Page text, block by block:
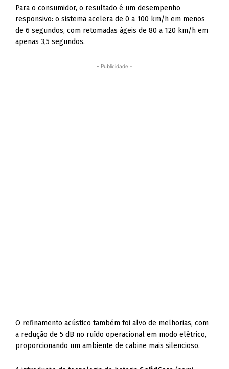
Para o consumidor, o resultado é um desempenho
responsivo: o sistema acelera de 0 a 100 km/h em menos
de 6 segundos, com retomadas ágeis de 80 a 120 km/h em
apenas 3,5 segundos.
- Publicidade -
O refinamento acústico também foi alvo de melhorias, com
a redução de 5 dB no ruído operacional em modo elétrico,
proporcionando um ambiente de cabine mais silencioso.